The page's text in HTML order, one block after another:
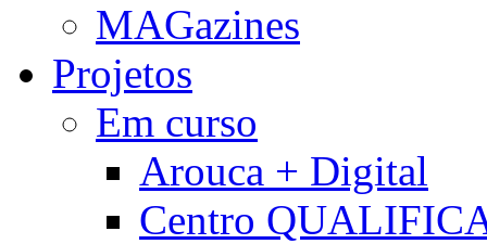
MAGazines
Projetos
Em curso
Arouca + Digital
Centro